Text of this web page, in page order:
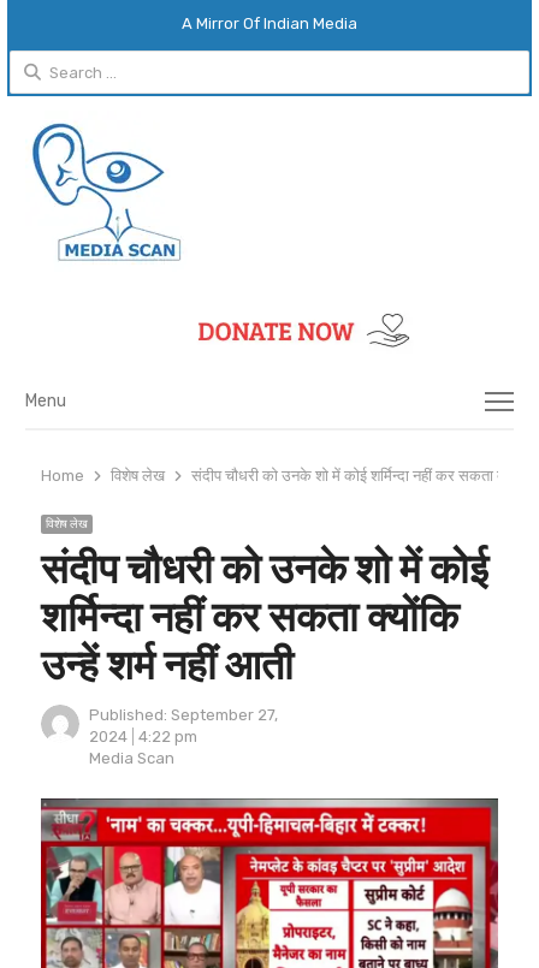
A Mirror Of Indian Media
Search
for:
Menu
Menu
Home विशेष लेख संदीप चौधरी को उनके शो में कोई शर्मिन्दा नहीं कर सकता क्योंकि
विशेष लेख
संदीप चौधरी को उनके शो में कोई
शर्मिन्दा नहीं कर सकता क्योंकि
उन्हें शर्म नहीं आती
Published: September 27,
2024
4:22 pm
Author
Media Scan